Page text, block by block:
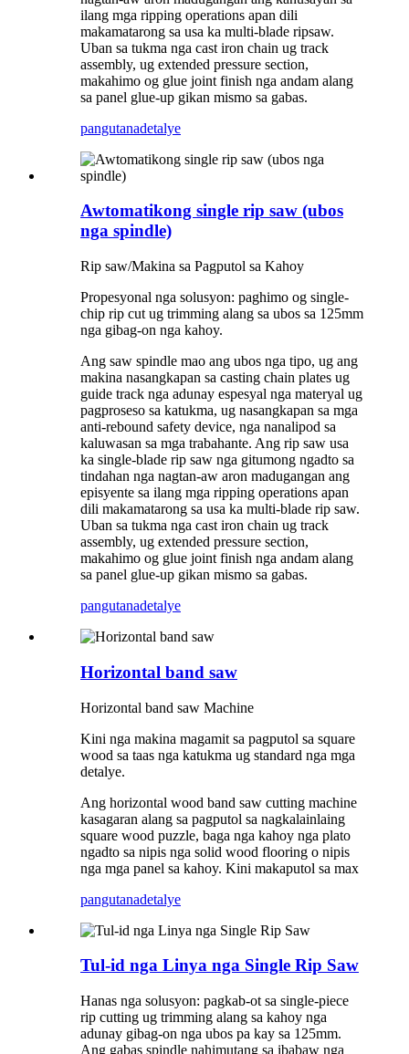
ilang mga ripping operations apan dili
makamatarong sa usa ka multi-blade ripsaw.
Uban sa tukma nga cast iron chain ug track
assembly, ug extended pressure section,
makahimo og glue joint finish nga andam alang
sa panel glue-up gikan mismo sa gabas.
pangutanadetalye
Awtomatikong single rip saw (ubos
nga spindle)
Rip saw/Makina sa Pagputol sa Kahoy
Propesyonal nga solusyon: paghimo og single-
chip rip cut ug trimming alang sa ubos sa 125mm
nga gibag-on nga kahoy.
Ang saw spindle mao ang ubos nga tipo, ug ang
makina nasangkapan sa casting chain plates ug
guide track nga adunay espesyal nga materyal ug
pagproseso sa katukma, ug nasangkapan sa mga
anti-rebound safety device, nga nanalipod sa
kaluwasan sa mga trabahante. Ang rip saw usa
ka single-blade rip saw nga gitumong ngadto sa
tindahan nga nagtan-aw aron madugangan ang
episyente sa ilang mga ripping operations apan
dili makamatarong sa usa ka multi-blade rip saw.
Uban sa tukma nga cast iron chain ug track
assembly, ug extended pressure section,
makahimo og glue joint finish nga andam alang
sa panel glue-up gikan mismo sa gabas.
pangutanadetalye
Horizontal band saw
Horizontal band saw Machine
Kini nga makina magamit sa pagputol sa square
wood sa taas nga katukma ug standard nga mga
detalye.
Ang horizontal wood band saw cutting machine
kasagaran alang sa pagputol sa nagkalainlaing
square wood puzzle, baga nga kahoy nga plato
ngadto sa nipis nga solid wood flooring o nipis
nga mga panel sa kahoy. Kini makaputol sa max
pangutanadetalye
Tul-id nga Linya nga Single Rip Saw
Hanas nga solusyon: pagkab-ot sa single-piece
rip cutting ug trimming alang sa kahoy nga
adunay gibag-on nga ubos pa kay sa 125mm.
Ang gabas spindle nahimutang sa ibabaw nga